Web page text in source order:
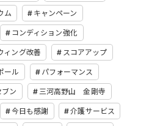
ム キャンペーン
コンディション強化
ィング改善 スコアアップ
ール パフォーマンス
ン 三河高野山 金剛寺
今日も感謝 介護サービス